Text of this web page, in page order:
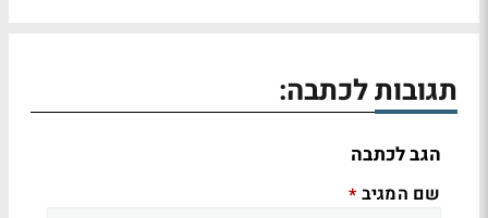
תגובות לכתבה:
הגב לכתבה
שם המגיב *